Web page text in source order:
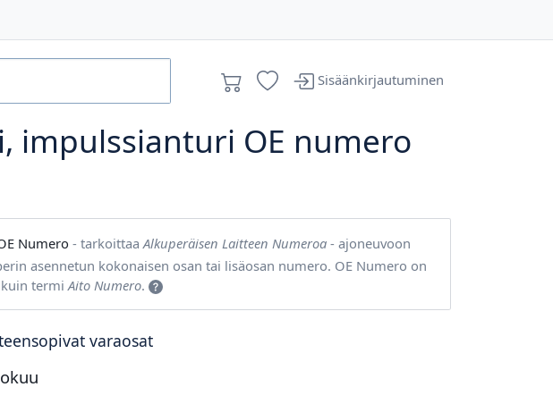
Sisäänkirjautuminen
impulssianturi OE numero
Numero - tarkoittaa Alkuperäisen Laitteen Numeroa - ajoneuvoon
asennetun kokonaisen osan tai lisäosan numero. OE Numero on
termi Aito Numero.
varaosat